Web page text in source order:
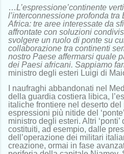
…L’espressione’continente
l’interconnessione profonda
Africa: tre aree interessate da
affrontate con soluzioni
svolgere un ruolo di ponte su
collaborazione tra continenti
nostro Paese affermarsi quale
dei Paesi africani. Sappiamo
ministro degli esteri Luigi di
I naufraghi abbandonati nel
della guardia costiera libica,
italiche frontiere nel deserto
espressioni più nitide del
ministro degli esteri. Altri
costituiti, ad esempio, dalle
dell’operazione dei militari
creazione, ormai in fase